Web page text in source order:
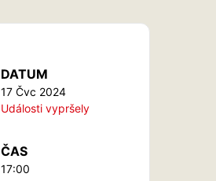
DATUM
17 Čvc 2024
Události vypršely
ČAS
17:00